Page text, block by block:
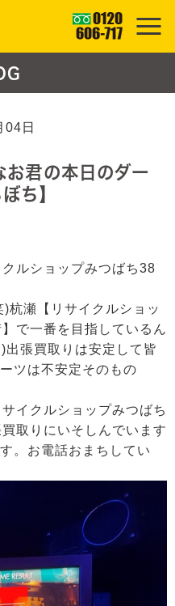
04日
お君の本日のダー
ち】
ルショップみつばち38
杭瀬【リサイクルショッ
で一番を目指しているん
張買取りは安定して皆
ツは不安定そのもの
イクルショップみつばち
取りにいそしんでいます
。お電話おまちしてい